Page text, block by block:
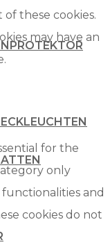
these cookies.
may have an
for the
only
and
cookies do not